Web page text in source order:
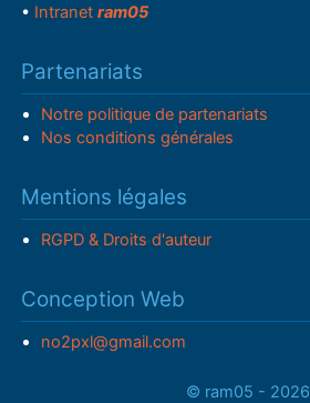
• Intranetram05
Partenariats
Notre politique de partenariats
Nos conditions générales
Mentions légales
RGPD & Droits d'auteur
Conception Web
no2pxl@gmail.com
© ram05 - 2026